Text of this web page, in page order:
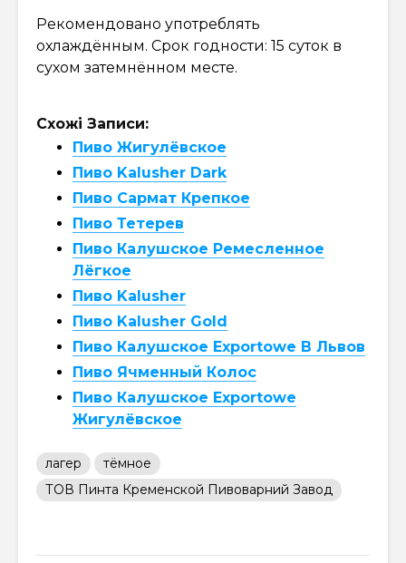
Рекомендовано употреблять
охлаждённым. Срок годности: 15 суток в
сухом затемнённом месте.
Схожі Записи:
Пиво Жигулёвское
Пиво Kalusher Dark
Пиво Сармат Крепкое
Пиво Тетерев
Пиво Калушское Ремесленное
Лёгкое
Пиво Kalusher
Пиво Kalusher Gold
Пиво Калушское Exportowe В Львов
Пиво Ячменный Колос
Пиво Калушское Exportowe
Жигулёвское
лагер
тёмное
ТОВ Пинта Кременской Пивоварний Завод